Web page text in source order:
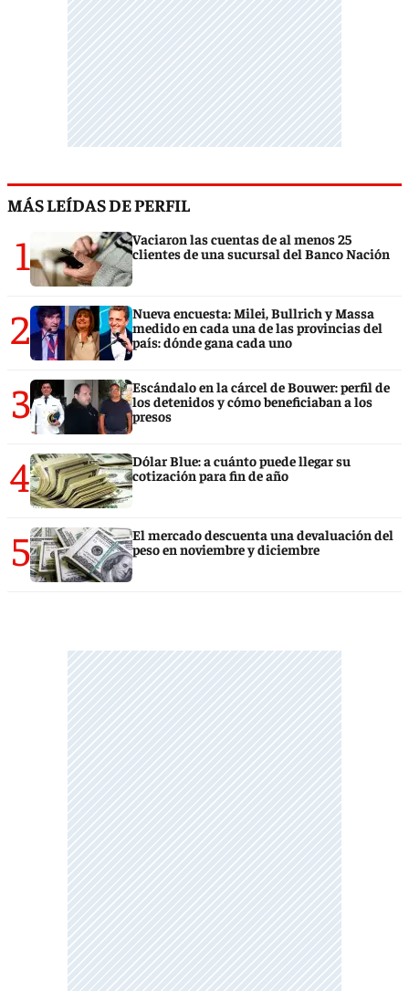
MÁS LEÍDAS DE PERFIL
1
Vaciaron las cuentas de al menos 25
clientes de una sucursal del Banco Nación
2
Nueva encuesta: Milei, Bullrich y Massa
medido en cada una de las provincias del
país: dónde gana cada uno
3
Escándalo en la cárcel de Bouwer: perfil de
los detenidos y cómo beneficiaban a los
presos
4
Dólar Blue: a cuánto puede llegar su
cotización para fin de año
5
El mercado descuenta una devaluación del
peso en noviembre y diciembre